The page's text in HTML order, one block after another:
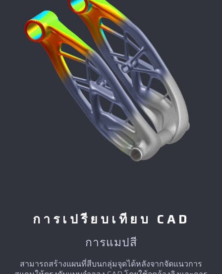
การเปรียบเทียบ CAD
การแมปสี
สามารถสร้างแผนที่สีบนกลุ่มจุดได้หลังจากจัดแนวการ